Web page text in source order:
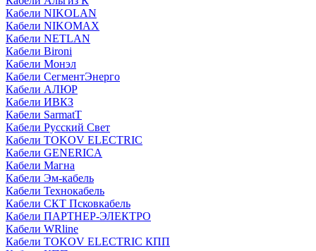
Кабели NIKOLAN
Кабели NIKOMAX
Кабели NETLAN
Кабели Bironi
Кабели Монэл
Кабели СегментЭнерго
Кабели АЛЮР
Кабели ИВКЗ
Кабели SarmatT
Кабели Русский Свет
Кабели TOKOV ELECTRIC
Кабели GENERICA
Кабели Магна
Кабели Эм-кабель
Кабели Технокабель
Кабели СКТ Псковкабель
Кабели ПАРТНЕР-ЭЛЕКТРО
Кабели WRline
Кабели TOKOV ELECTRIC КПП